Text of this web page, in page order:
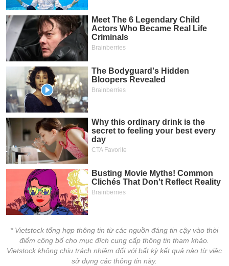
* Vietstock tổng hợp thông tin từ các nguồn đáng tin cậy vào thời
điểm công bố cho mục đích cung cấp thông tin tham khảo.
Vietstock không chịu trách nhiệm đối với bất kỳ kết quả nào từ việc
sử dụng các thông tin này.